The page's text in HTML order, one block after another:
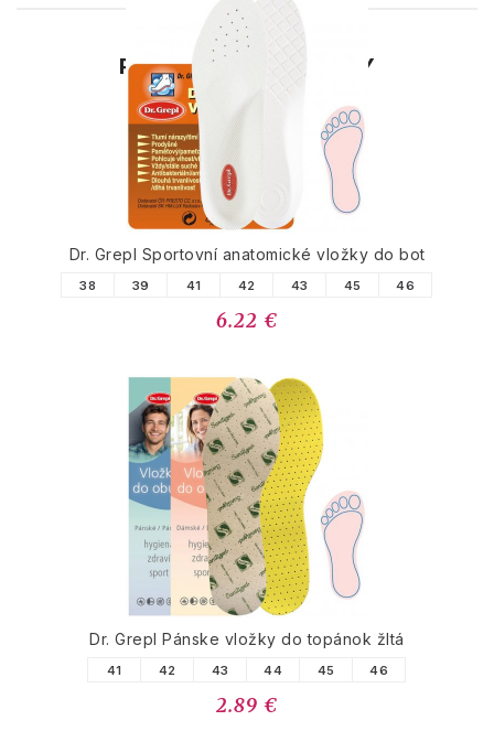
PODOBNÉ PRODUKTY
Dr. Grepl Sportovní anatomické vložky do bot
38 39 41 42 43 45 46
6.22 €
Dr. Grepl Pánske vložky do topánok žltá
41 42 43 44 45 46
2.89 €